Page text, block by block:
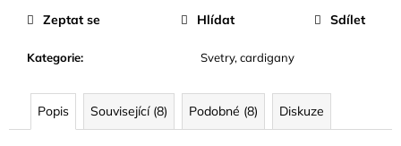
Kategorie: Svetry, cardigany
Zeptat se Hlídat Sdílet
Popis Související (8) Podobné (8) Diskuze